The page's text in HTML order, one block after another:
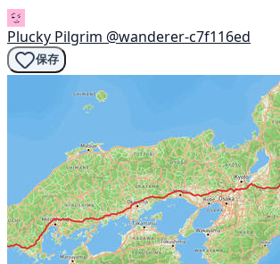
Plucky Pilgrim @wanderer-c7f116ed
保存